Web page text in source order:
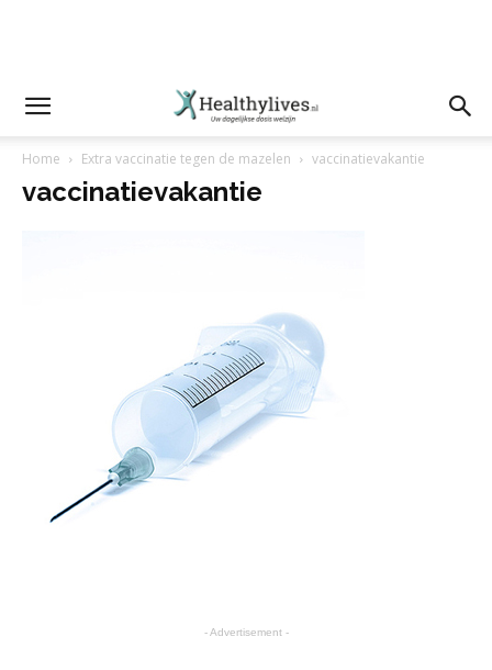
Home Extra vaccinatie tegen de mazelen vaccinatievakantie
vaccinatievakantie
- Advertisement -